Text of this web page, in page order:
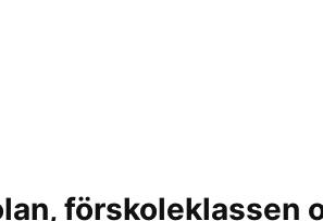
förskoleklassen